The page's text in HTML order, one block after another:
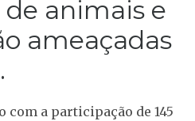
de animais e
ameaçadas
com a participação de 145